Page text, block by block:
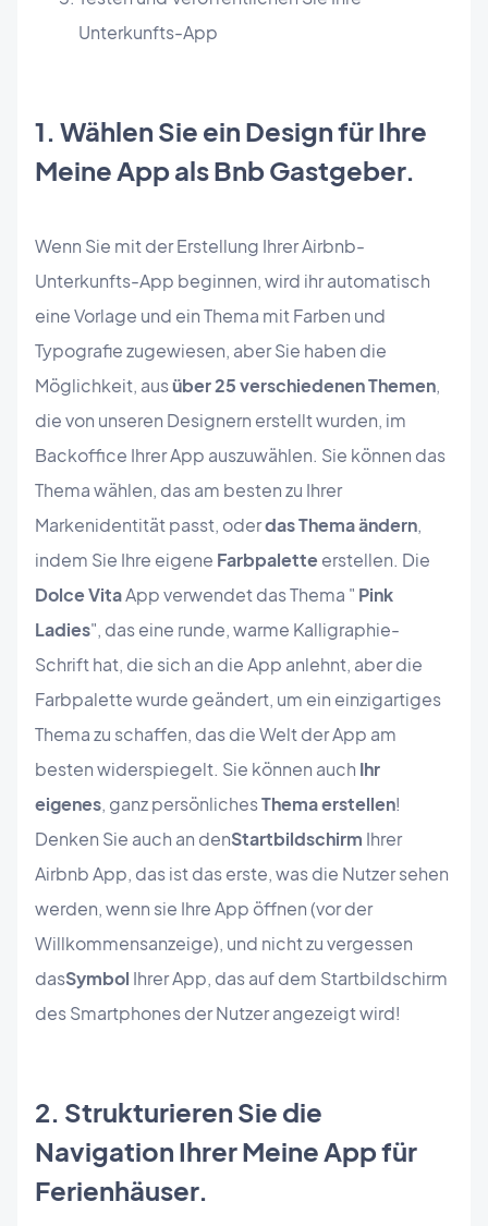
Unterkunfts-App
1. Wählen Sie ein Design für Ihre
Meine App als Bnb Gastgeber.
Wenn Sie mit der Erstellung Ihrer Airbnb-
Unterkunfts-App beginnen, wird ihr automatisch
eine Vorlage und ein Thema mit Farben und
Typografie zugewiesen, aber Sie haben die
Möglichkeit, ausüber 25 verschiedenen Themen,
die von unseren Designern erstellt wurden, im
Backoffice Ihrer App auszuwählen. Sie können das
Thema wählen, das am besten zu Ihrer
Markenidentität passt, oderdas Thema ändern,
indem Sie Ihre eigene Farbpaletteerstellen. Die
Dolce VitaApp verwendet das Thema " Pink
Ladies", das eine runde, warme Kalligraphie-
Schrift hat, die sich an die App anlehnt, aber die
Farbpalette wurde geändert, um ein einzigartiges
Thema zu schaffen, das die Welt der App am
besten widerspiegelt. Sie können auch Ihr
eigenes, ganz persönlichesThema erstellen!
Denken Sie auch an denStartbildschirm Ihrer
Airbnb App, das ist das erste, was die Nutzer sehen
werden, wenn sie Ihre App öffnen (vor der
Willkommensanzeige), und nicht zu vergessen
dasSymbol Ihrer App, das auf dem Startbildschirm
des Smartphones der Nutzer angezeigt wird!
2. Strukturieren Sie die
Navigation Ihrer Meine App für
Ferienhäuser.